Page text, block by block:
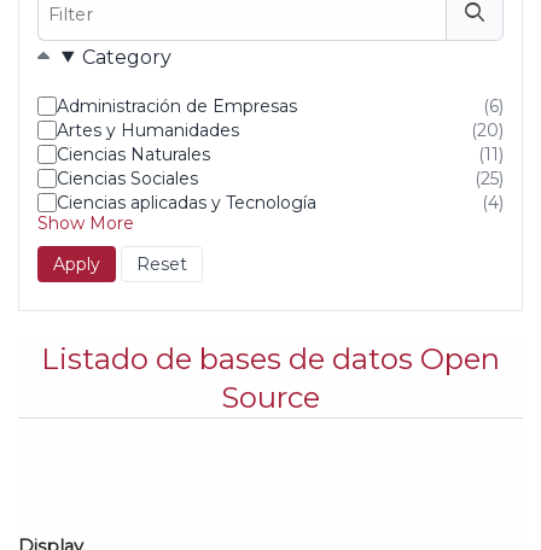
FiltersCategory
Administración de Empresas (6)
Artes y Humanidades (20)
Ciencias Naturales (11)
Ciencias Sociales (25)
Ciencias aplicadas y Tecnología (4)
Show More
Listado de bases de datos Open
Source